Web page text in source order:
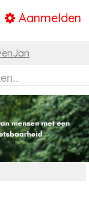
Aanmelden